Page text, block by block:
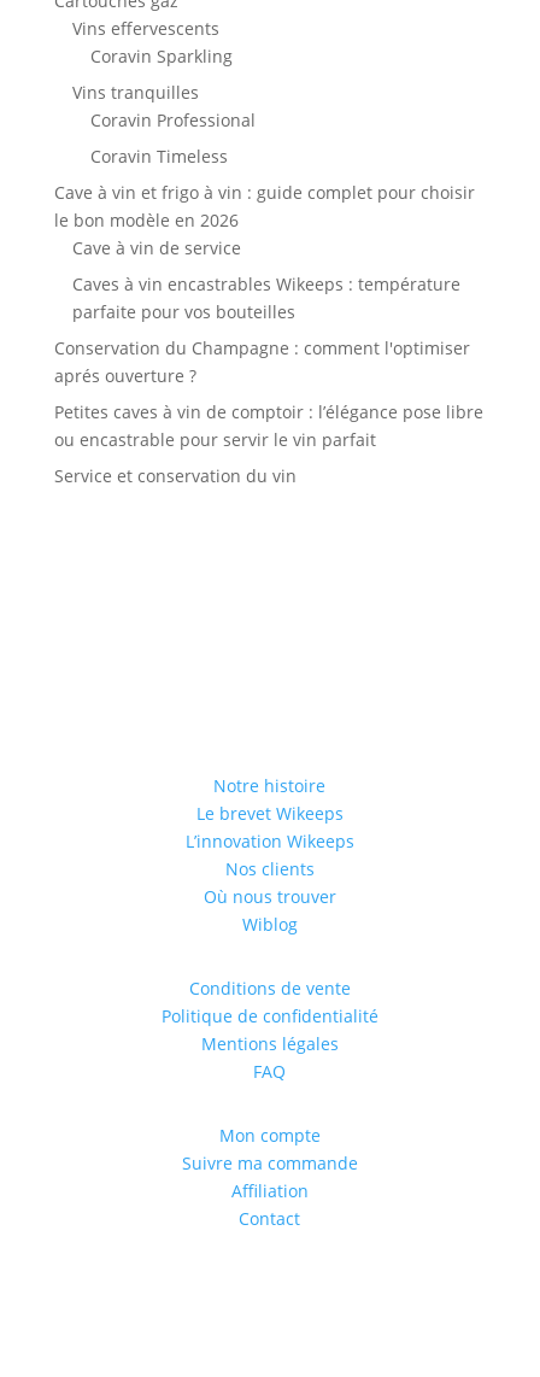
Vins effervescents
Coravin Sparkling
Vins tranquilles
Coravin Professional
Coravin Timeless
Cave à vin et frigo à vin : guide complet pour choisir
le bon modèle en 2026
Cave à vin de service
Caves à vin encastrables Wikeeps : température
parfaite pour vos bouteilles
Conservation du Champagne : comment l'optimiser
aprés ouverture ?
Petites caves à vin de comptoir : l’élégance pose libre
ou encastrable pour servir le vin parfait
Service et conservation du vin
Notre histoire
Le brevet Wikeeps
L’innovation Wikeeps
Nos clients
Où nous trouver
Wiblog
Conditions de vente
Politique de confidentialité
Mentions légales
FAQ
Mon compte
Suivre ma commande
Affiliation
Contact